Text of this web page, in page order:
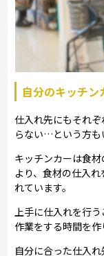
自分のキッチ
仕入れ先にもそれ
らない…という方も
キッチンカーは食
より、食材の仕入
れています。
上手に仕入れを行
作業をする時間を作
自分に合った仕入